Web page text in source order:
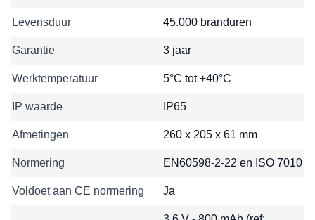
Levensduur 45.000 branduren
Garantie 3 jaar
Werktemperatuur 5°C tot +40°C
IP waarde IP65
Afmetingen 260 x 205 x 61 mm
Normering EN60598-2-22 en ISO 7010
Voldoet aan CE normering Ja